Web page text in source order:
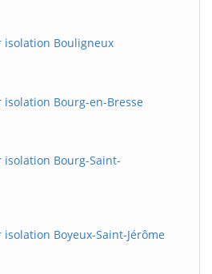
isolation Bouligneux
Bourg-en-Bresse
Bourg-Saint-
Boyeux-Saint-Jérôme